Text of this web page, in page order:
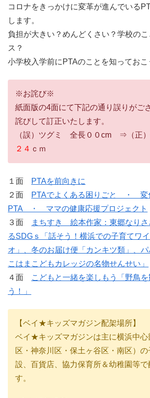
コロナをきっかけに変革が進んでいる
します。
負担が大きい？めんどくさい？学校の
ス？
小学校入学前にPTAのことを知っておこ
※お詫び※
紙面版の4面にて下記の通り誤りがご
詫びして訂正いたします。
（誤）ツグミ 全長００cm ⇒（正
２４ ｃｍ
１面
PTAを前向きに
２面
PTAでよくある困りごと ・ 変
PTA ・ ママの健康応援プロジェクト
３面
まちすき 絵本作家：東郷なりさ
るSDGｓ「話そう！横浜での子育てワ
オ」、冬のお届け便「カンキツ類」、
こはまこどもカレッジの名物せんせい」
４面
こどもと一緒を楽しもう「野鳥
う！」
【ベイ★キッズマガジン配架場所】
ベイ★キッズマガジンは主に横浜中心
区・神奈川区・保土ヶ谷区・南区）
設、百貨店、協力保育所＆幼稚園等で
す。